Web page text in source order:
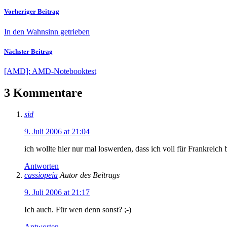
Vorheriger Beitrag
In den Wahnsinn getrieben
Nächster Beitrag
[AMD]: AMD-Notebooktest
3 Kommentare
sid
9. Juli 2006 at 21:04
ich wollte hier nur mal loswerden, dass ich voll für
Antworten
cassiopeia Autor des Beitrags
9. Juli 2006 at 21:17
Ich auch. Für wen denn sonst? ;-)